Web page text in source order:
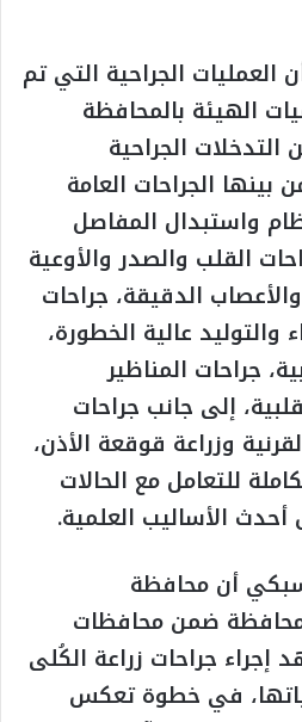
الجراحية التي تم
الهيئة بالمحافظة
الجراحية
بينها الجراحات العامة
واستبدال المفاصل
القلب والصدر والأوعية
الدقيقة، جراحات
والتوليد عالية الخطورة،
جراحات المناظير
إلى جانب جراحات
وزراعة قوقعة الأذن،
للتعامل مع الحالات
الأساليب العلمية.
أن محافظة
محافظة ضمن محافظات
جراحات زراعة الكُلى
في خطوة تعكس